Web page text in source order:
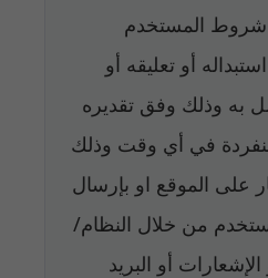
المستخدم
أو تعليقه أو
به وذلك وفق تقديره
في أي وقت وذلك
على الموقع او بإرسال
من خلال النظام/
الإشعارات أو البريد